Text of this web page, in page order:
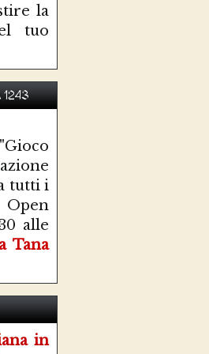
la
tuo
1243
tutti i
alle
Tana
in